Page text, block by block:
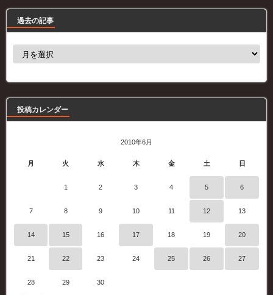
過去の記事
事
投稿カレンダー
2010年6月
月 火 水 木 金 土 日
1 2 3 4 5 6
7 8 9 10 11 12 13
14 15 16 17 18 19 20
21 22 23 24 25 26 27
28 29 30